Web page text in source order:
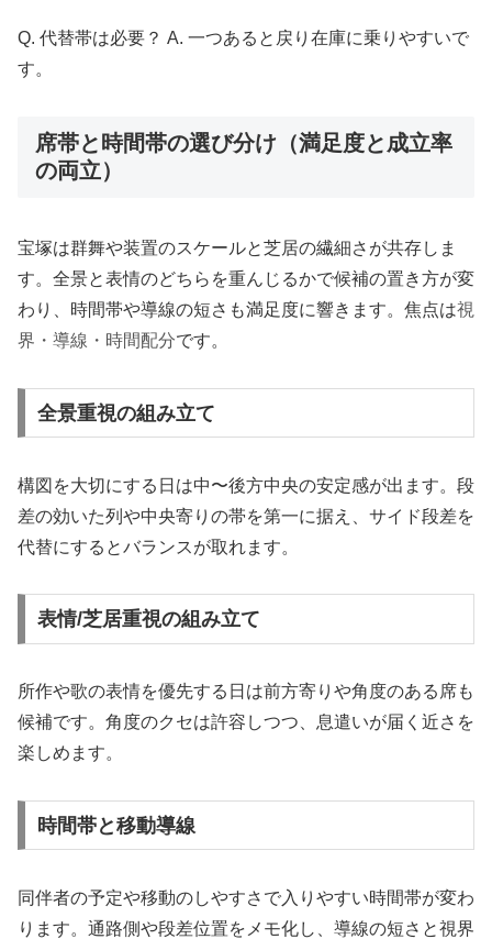
Q. 代替帯は必要？ A. 一つあると戻り在庫に乗りやすいで
す。
席帯と時間帯の選び分け（満足度と成立率
の両立）
宝塚は群舞や装置のスケールと芝居の繊細さが共存しま
す。全景と表情のどちらを重んじるかで候補の置き方が変
わり、時間帯や導線の短さも満足度に響きます。焦点は視
界・導線・時間配分です。
全景重視の組み立て
構図を大切にする日は中〜後方中央の安定感が出ます。段
差の効いた列や中央寄りの帯を第一に据え、サイド段差を
代替にするとバランスが取れます。
表情/芝居重視の組み立て
所作や歌の表情を優先する日は前方寄りや角度のある席も
候補です。角度のクセは許容しつつ、息遣いが届く近さを
楽しめます。
時間帯と移動導線
同伴者の予定や移動のしやすさで入りやすい時間帯が変わ
ります。通路側や段差位置をメモ化し、導線の短さと視界